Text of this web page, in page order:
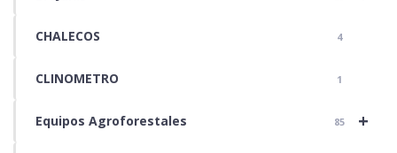
CHALECOS 4
CLINOMETRO 1
+
Equipos Agroforestales 85